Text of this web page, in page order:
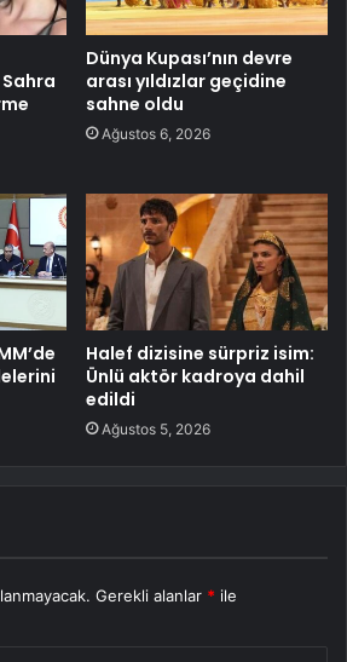
Dünya Kupası’nın devre
arası yıldızlar geçidine
sahne oldu
Ağustos 6, 2026
Halef dizisine sürpriz isim:
Ünlü aktör kadroya dahil
edildi
Ağustos 5, 2026
Gerekli alanlar * ile